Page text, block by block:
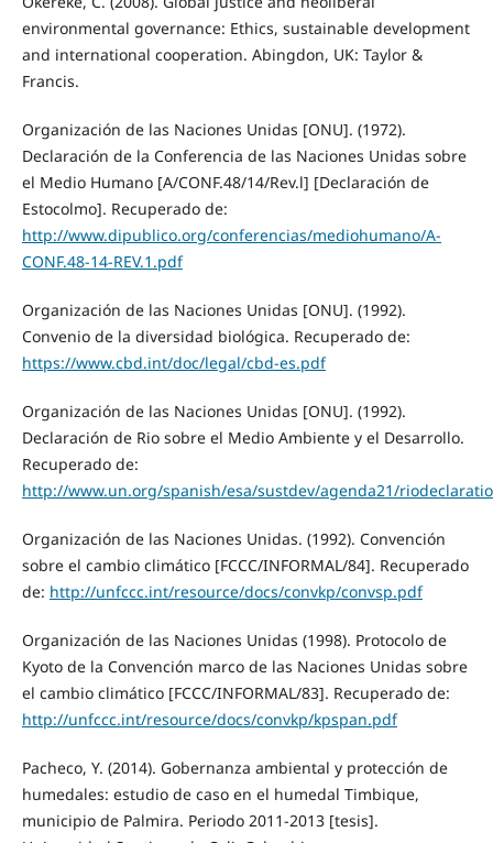
environmental governance: Ethics, sustainable development
and international cooperation. Abingdon, UK: Taylor &
Francis.
Organización de las Naciones Unidas [ONU]. (1972).
Declaración de la Conferencia de las Naciones Unidas sobre
el Medio Humano [A/CONF.48/14/Rev.l] [Declaración de
Estocolmo]. Recuperado de:
http://www.dipublico.org/conferencias/mediohumano/A-
CONF.48-14-REV.1.pdf
Organización de las Naciones Unidas [ONU]. (1992).
Convenio de la diversidad biológica. Recuperado de:
https://www.cbd.int/doc/legal/cbd-es.pdf
Organización de las Naciones Unidas [ONU]. (1992).
Declaración de Rio sobre el Medio Ambiente y el Desarrollo.
Recuperado de:
http://www.un.org/spanish/esa/sustdev/agenda21/
Organización de las Naciones Unidas. (1992). Convención
sobre el cambio climático [FCCC/INFORMAL/84]. Recuperado
de: http://unfccc.int/resource/docs/convkp/convsp.pdf
Organización de las Naciones Unidas (1998). Protocolo de
Kyoto de la Convención marco de las Naciones Unidas sobre
el cambio climático [FCCC/INFORMAL/83]. Recuperado de:
http://unfccc.int/resource/docs/convkp/kpspan.pdf
Pacheco, Y. (2014). Gobernanza ambiental y protección de
humedales: estudio de caso en el humedal Timbique,
municipio de Palmira. Periodo 2011-2013 [tesis].